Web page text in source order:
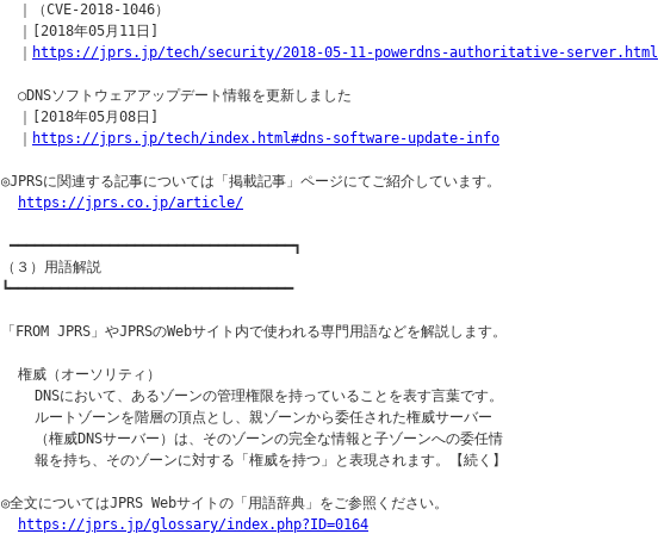
  ｜（CVE-2018-1046）
  ｜[2018年05月11日]
https://jprs.jp/tech/security/2018-05-11-powerdns-authoritative-server.html
  ○DNSソフトウェアアップデート情報を更新しました
  ｜[2018年05月08日]
https://jprs.jp/tech/index.html#dns-software-update-info
◎JPRSに関連する記事については「掲載記事」ページにてご紹介しています。
https://jprs.co.jp/article/
━━━━━━━━━━━━━━━━━━━━━━━━━━━━━━━━━━┓
（３）用語解説
┗━━━━━━━━━━━━━━━━━━━━━━━━━━━━━━━━━━
「FROM JPRS」やJPRSのWebサイト内で使われる専門用語などを解説します。
  権威（オーソリティ）
    DNSにおいて、あるゾーンの管理権限を持っていることを表す言葉です。
    ルートゾーンを階層の頂点とし、親ゾーンから委任された権威サーバー
    （権威DNSサーバー）は、そのゾーンの完全な情報と子ゾーンへの委任情
    報を持ち、そのゾーンに対する「権威を持つ」と表現されます。【続く】
◎全文についてはJPRS Webサイトの「用語辞典」をご参照ください。
https://jprs.jp/glossary/index.php?ID=0164